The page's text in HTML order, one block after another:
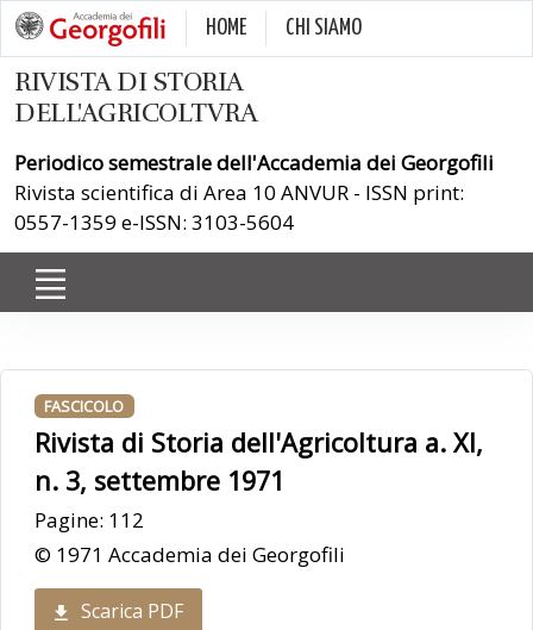
HOME CHI SIAMO
RIVISTA DI STORIA
DELL'AGRICOLTVRA
Periodico semestrale dell'Accademia dei Georgofili
Rivista scientifica di Area 10 ANVUR - ISSN print:
0557-1359 e-ISSN: 3103-5604
FASCICOLO
Rivista di Storia dell'Agricoltura a. XI,
n. 3, settembre 1971
Pagine: 112
© 1971 Accademia dei Georgofili
Scarica PDF